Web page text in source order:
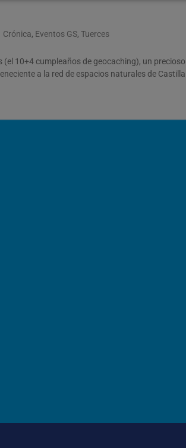
Crónica, Eventos GS, Tuerces
(el 10+4 cumpleaños de geocaching), un precioso
a la red de espacios naturales de Castilla